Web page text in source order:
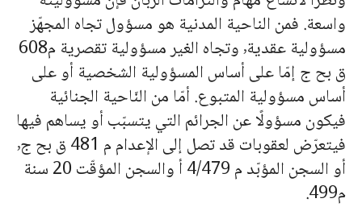
واسعة. فمن الناحية المدنية هو مسؤول تجاه المجهّز
مسؤولية عقدية٬ وتجاه الغير مسؤولية تقصرية م608
ق بح ج إمّا على أساس المسؤولية الشخصية أو على
أساس مسؤولية المتبوع. أمّا من النّاحية الجنائية
فيكون مسؤولًا عن الجرائم التي يتسبّب أو يساهم فيها
فيتعرّض لعقوبات قد تصل إلى الإعدام م 481 ق بح ج٬
أو السجن المؤبّد م 4/479 أ والسجن المؤقّت 20 سنة
م499.